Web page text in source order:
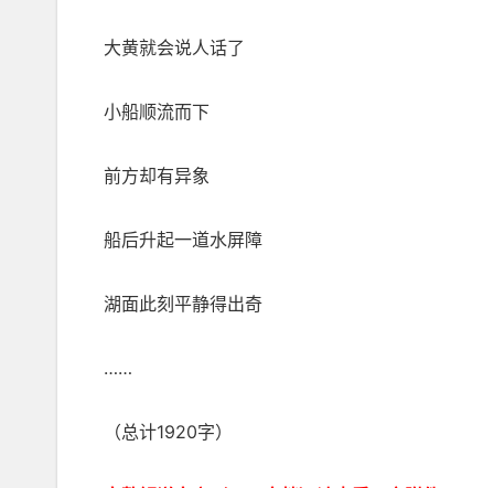
大黄就会说人话了
小船顺流而下
前方却有异象
船后升起一道水屏障
湖面此刻平静得出奇
……
（总计1920字）